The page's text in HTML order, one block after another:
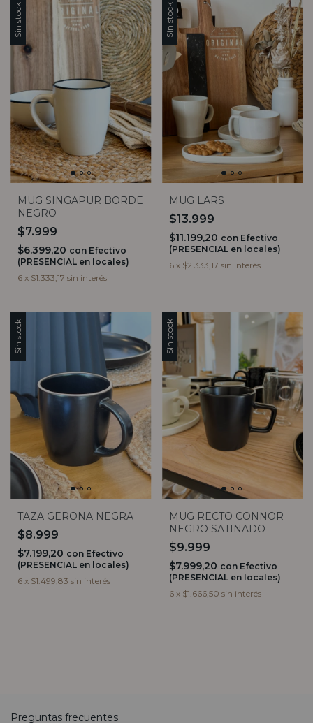
Sin stock
MUG SINGAPUR BORDE
NEGRO
$7.999
$6.399,20 con Efectivo
(PRESENCIAL en locales)
6 x $1.333,17 sin interés
Sin stock
MUG LARS
$13.999
$11.199,20 con Efectivo
(PRESENCIAL en locales)
6 x $2.333,17 sin interés
Sin stock
TAZA GERONA NEGRA
$8.999
$7.199,20 con Efectivo
(PRESENCIAL en locales)
6 x $1.499,83 sin interés
Sin stock
MUG RECTO CONNOR
NEGRO SATINADO
$9.999
$7.999,20 con Efectivo
(PRESENCIAL en locales)
6 x $1.666,50 sin interés
Preguntas frecuentes